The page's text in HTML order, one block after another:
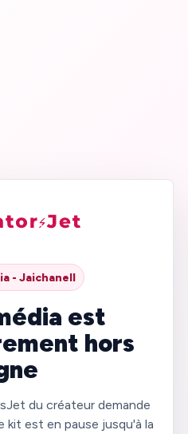
- Jaichanell
est
hors
du créateur demande
kit est en pause jusqu'à la